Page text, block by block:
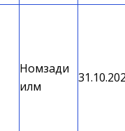
Номзади
илм